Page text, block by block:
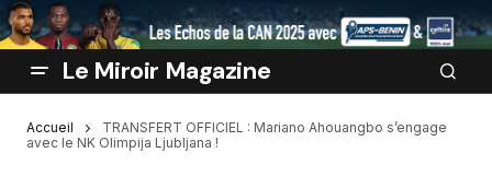
Le Miroir Magazine
Accueil
TRANSFERT OFFICIEL : Mariano Ahouangbo s’engage
avec le NK Olimpija Ljubljana !